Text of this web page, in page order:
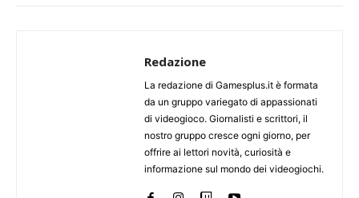
Redazione
La redazione di Gamesplus.it è formata
da un gruppo variegato di appassionati
di videogioco. Giornalisti e scrittori, il
nostro gruppo cresce ogni giorno, per
offrire ai lettori novità, curiosità e
informazione sul mondo dei videogiochi.